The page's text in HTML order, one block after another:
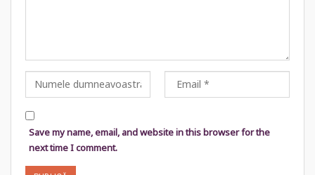
Save my name, email, and website in this browser for the
next time I comment.